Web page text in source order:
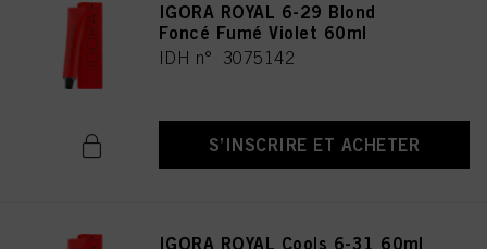
IGORA ROYAL 6-29 Blond
Foncé Fumé Violet 60ml
IDH n° 3075142
S’INSCRIRE ET ACHETER
IGORA ROYAL Cools 6-31 60ml